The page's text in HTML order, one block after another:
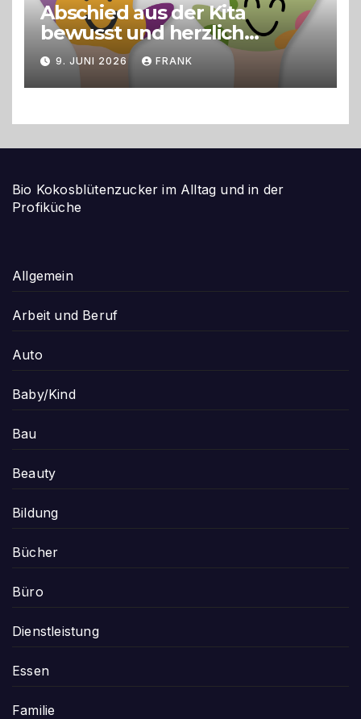
Abschied aus der Kita
bewusst und herzlich
gestalten
9. JUNI 2026 FRANK
Bio Kokosblütenzucker im Alltag und in der
Profiküche
Allgemein
Arbeit und Beruf
Auto
Baby/Kind
Bau
Beauty
Bildung
Bücher
Büro
Dienstleistung
Essen
Familie